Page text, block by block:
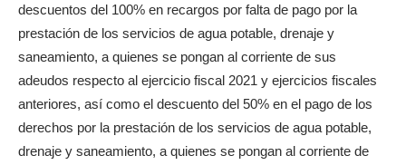
descuentos del 100% en recargos por falta de pago por la
prestación de los servicios de agua potable, drenaje y
saneamiento, a quienes se pongan al corriente de sus
adeudos respecto al ejercicio fiscal 2021 y ejercicios fiscales
anteriores, así como el descuento del 50% en el pago de los
derechos por la prestación de los servicios de agua potable,
drenaje y saneamiento, a quienes se pongan al corriente de